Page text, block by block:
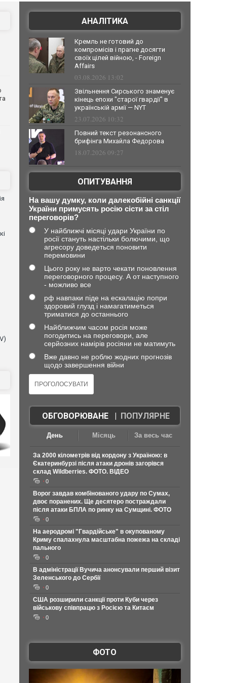
АНАЛІТИКА
Кремль не готовий до
компромісів і прагне досягти
своїх цілей війною, - Foreign
Affairs
03.08.2026 13:02
Звільнення Сирського знаменує
кінець епохи "старої гвардії" в
українській армії — NYT
23.07.2026 10:32
Повний текст резонансного
брифінга Михайла Федорова
18.07.2026 09:27
ОПИТУВАННЯ
На вашу думку, коли далекобійні санкції
України примусять росію сісти за стіл
переговорів?
У найближчі місяці удари України по
росії стануть настільки болючими, що
агресору доведеться поновити
перемовини
Цього року не варто чекати поновлення
переговорного процесу. А от наступного
- можливо все
рф навпаки піде на ескалацію попри
здоровий глузд і намагатиметься
триматися до останнього
Найближчим часом росія може
погодитись на переговори, але
серйозних намірів росіяни не матимуть
Вже давно не роблю жодних прогнозів
щодо завершення війни
ОБГОВОРЮВАНЕ| ПОПУЛЯРНЕ
День Місяць За весь час
За 2000 кілометрів від кордону з Україною: в
Єкатеринбурзі після атаки дронів загорівся
склад Wildberries. ФОТО. ВІДЕО
0
Ворог завдав комбінованого удару по Сумах,
двоє поранених. Ще десятеро постраждали
після атаки БПЛА по ринку на Сумщині. ФОТО
0
На аеродромі "Гвардійське" в окупованому
Криму спалахнула масштабна пожежа на складі
пального
0
В адміністрації Вучича анонсували перший візит
Зеленського до Сербії
0
США розширили санкції проти Куби через
військову співпрацю з Росією та Китаєм
0
ФОТО